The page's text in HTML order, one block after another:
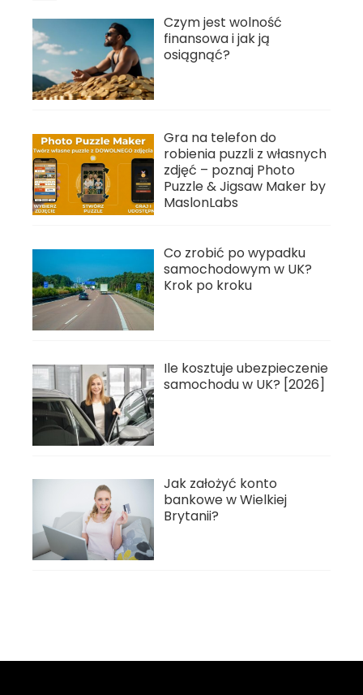
Czym jest wolność
finansowa i jak ją
osiągnąć?
Gra na telefon do
robienia puzzli z własnych
zdjęć – poznaj Photo
Puzzle & Jigsaw Maker by
MaslonLabs
Co zrobić po wypadku
samochodowym w UK?
Krok po kroku
Ile kosztuje ubezpieczenie
samochodu w UK? [2026]
Jak założyć konto
bankowe w Wielkiej
Brytanii?